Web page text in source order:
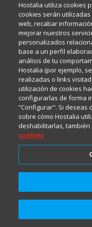
para
Hostalia utiliza cookies
cookies serán
web, recabar
mejorar nuestros
personalizados
base a un perfil
análisis de tu
Hostalia (por ejemplo,
realizadas o links
utilización de cookies
configurarlas de forma
“Configurar". Si
sobre cómo Hostalia
deshabilitarlas,
cookies